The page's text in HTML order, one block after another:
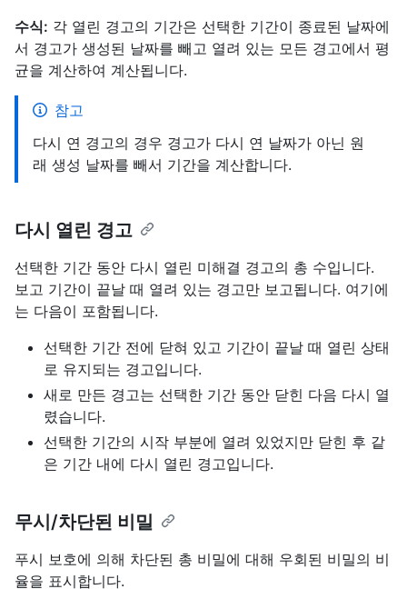
수식: 각 열린 경고의 기간은 선택한 기간이 종료된 날짜에
서 경고가 생성된 날짜를 빼고 열려 있는 모든 경고에서 평
균을 계산하여 계산됩니다.
참고
다시 연 경고의 경우 경고가 다시 연 날짜가 아닌 원
래 생성 날짜를 빼서 기간을 계산합니다.
다시 열린 경고
선택한 기간 동안 다시 열린 미해결 경고의 총 수입니다.
보고 기간이 끝날 때 열려 있는 경고만 보고됩니다. 여기에
는 다음이 포함됩니다.
선택한 기간 전에 닫혀 있고 기간이 끝날 때 열린 상태
로 유지되는 경고입니다.
새로 만든 경고는 선택한 기간 동안 닫힌 다음 다시 열
렸습니다.
선택한 기간의 시작 부분에 열려 있었지만 닫힌 후 같
은 기간 내에 다시 열린 경고입니다.
무시/차단된 비밀
푸시 보호에 의해 차단된 총 비밀에 대해 우회된 비밀의 비
율을 표시합니다.